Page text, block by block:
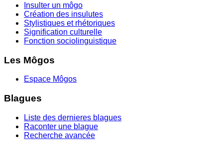
Insulter un môgo
Création des insulutes
Stylistiques et rhétoriques
Signification culturelle
Fonction sociolinguistique
Les Môgos
Espace Môgos
Blagues
Liste des dernieres blagues
Raconter une blague
Recherche avancée